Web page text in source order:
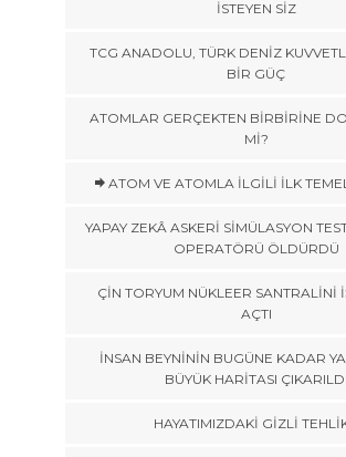
İSTEYEN SİZ
TCG ANADOLU, TÜRK DENİZ
BİR GÜÇ
ATOMLAR GERÇEKTEN BİRBİRİNE
Mİ?
ATOM VE ATOMLA İLGİLİ İLK
YAPAY ZEKÂ ASKERİ SİMÜLASYON
OPERATÖRÜ ÖLDÜRDÜ
ÇİN TORYUM NÜKLEER SANTRALİNİ
AÇTI
İNSAN BEYNİNİN BUGÜNE KADAR
BÜYÜK HARİTASI ÇIKARILDI
HAYATIMIZDAKİ GİZLİ